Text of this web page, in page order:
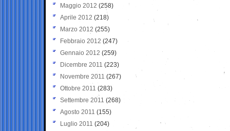
Maggio 2012 (258)
Aprile 2012 (218)
Marzo 2012 (255)
Febbraio 2012 (247)
Gennaio 2012 (259)
Dicembre 2011 (223)
Novembre 2011 (267)
Ottobre 2011 (283)
Settembre 2011 (268)
Agosto 2011 (155)
Luglio 2011 (204)